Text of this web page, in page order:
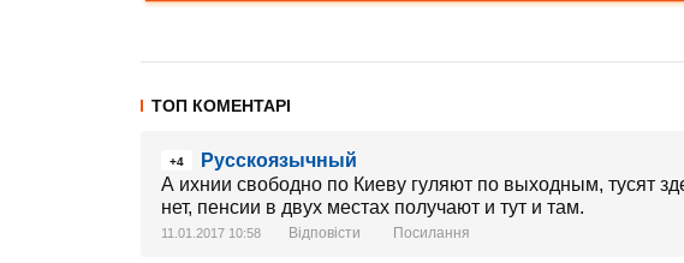
ТОП КОМЕНТАРІ
+4
Русскоязычный
А ихнии свободно по Киеву гуляют по выходным, тусят
нет, пенсии в двух местах получают и тут и там.
11.01.2017 10:58 Відповісти Посилання